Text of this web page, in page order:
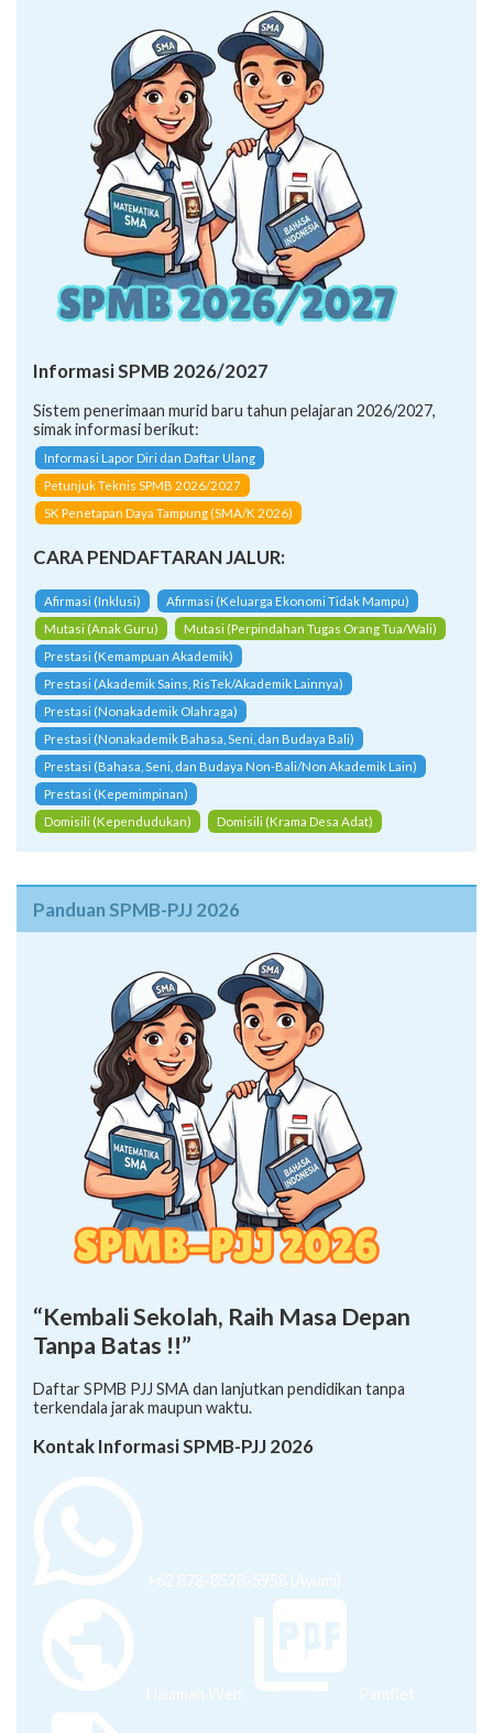
Informasi SPMB 2026/2027
Sistem penerimaan murid baru tahun pelajaran 2026/2027,
simak informasi berikut:
Informasi Lapor Diri dan Daftar Ulang
Petunjuk Teknis SPMB 2026/2027
SK Penetapan Daya Tampung (SMA/K 2026)
CARA PENDAFTARAN JALUR:
Afirmasi (Inklusi)
Afirmasi (Keluarga Ekonomi Tidak Mampu)
Mutasi (Anak Guru)
Mutasi (Perpindahan Tugas Orang Tua/Wali)
Prestasi (Kemampuan Akademik)
Prestasi (Akademik Sains, RisTek/Akademik Lainnya)
Prestasi (Nonakademik Olahraga)
Prestasi (Nonakademik Bahasa, Seni, dan Budaya Bali)
Prestasi (Bahasa, Seni, dan Budaya Non-Bali/Non Akademik Lain)
Prestasi (Kepemimpinan)
Domisili (Kependudukan)
Domisili (Krama Desa Adat)
Panduan SPMB-PJJ 2026
“Kembali Sekolah, Raih Masa Depan
Tanpa Batas !!”
Daftar SPMB PJJ SMA dan lanjutkan pendidikan tanpa
terkendala jarak maupun waktu.
Kontak Informasi SPMB-PJJ 2026
+62 878-8528-5958 (Ayumi)
Halaman Web Pamflet